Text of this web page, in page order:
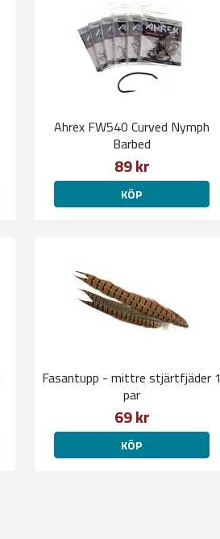
Ahrex FW540 Curved Nymph
Barbed
89 kr
KÖP
Fasantupp - mittre stjärtfjäder 1
par
69 kr
KÖP